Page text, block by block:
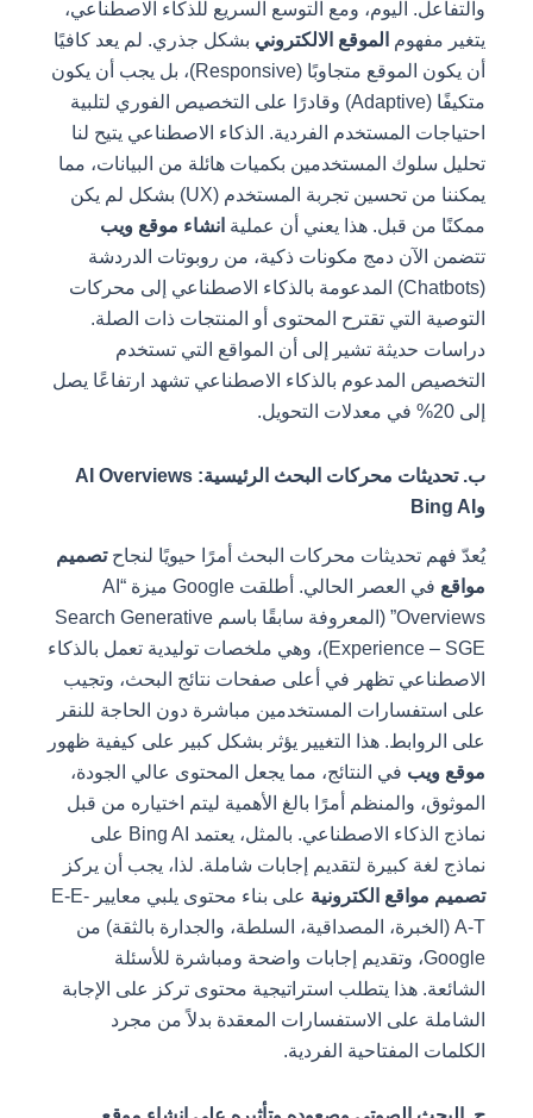
والتفاعل. اليوم، ومع التوسع السريع للذكاء الاصطناعي،
يتغير مفهومالموقع الالكترونيبشكل جذري. لم يعد كافيًا
أن يكون الموقع متجاوبًا (Responsive)، بل يجب أن يكون
متكيفًا (Adaptive) وقادرًا على التخصيص الفوري لتلبية
احتياجات المستخدم الفردية. الذكاء الاصطناعي يتيح لنا
تحليل سلوك المستخدمين بكميات هائلة من البيانات، مما
يمكننا من تحسين تجربة المستخدم (UX) بشكل لم يكن
ممكنًا من قبل. هذا يعني أن عمليةانشاء موقع ويب
تتضمن الآن دمج مكونات ذكية، من روبوتات الدردشة
(Chatbots) المدعومة بالذكاء الاصطناعي إلى محركات
التوصية التي تقترح المحتوى أو المنتجات ذات الصلة.
دراسات حديثة تشير إلى أن المواقع التي تستخدم
التخصيص المدعوم بالذكاء الاصطناعي تشهد ارتفاعًا يصل
إلى 20% في معدلات التحويل.
ب. تحديثات محركات البحث الرئيسية: AI Overviews
يُعدّ فهم تحديثات محركات البحث أمرًا حيويًا لنجاحتصميم
مواقع
في العصر الحالي. أطلقت Google ميزة “AI
Overviews” (المعروفة سابقًا باسم Search Generative
Experience – SGE)، وهي ملخصات توليدية تعمل بالذكاء
الاصطناعي تظهر في أعلى صفحات نتائج البحث، وتجيب
على استفسارات المستخدمين مباشرة دون الحاجة للنقر
على الروابط. هذا التغيير يؤثر بشكل كبير على كيفية ظهور
موقع ويبفي النتائج، مما يجعل المحتوى عالي الجودة،
الموثوق، والمنظم أمرًا بالغ الأهمية ليتم اختياره من قبل
نماذج الذكاء الاصطناعي. بالمثل، يعتمد Bing AI على
نماذج لغة كبيرة لتقديم إجابات شاملة. لذا، يجب أن يركز
تصميم مواقع الكترونية
على بناء محتوى يلبي معايير E-E-
A-T (الخبرة، المصداقية، السلطة، والجدارة بالثقة) من
Google، وتقديم إجابات واضحة ومباشرة للأسئلة
الشائعة. هذا يتطلب استراتيجية محتوى تركز على الإجابة
الشاملة على الاستفسارات المعقدة بدلاً من مجرد
الكلمات المفتاحية الفردية.